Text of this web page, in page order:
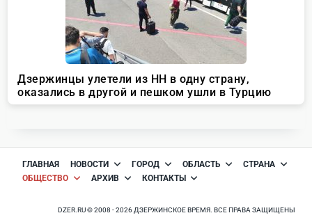
ГЛАВНАЯ НОВОСТИ ГОРОД ОБЛАСТЬ
СТРАНА
ОБЩЕСТВО
АРХИВ КОНТАКТЫ
DZER.RU © 2008 - 2026 ДЗЕРЖИНСКОЕ ВРЕМЯ. ВСЕ ПРАВА ЗАЩИЩЕНЫ